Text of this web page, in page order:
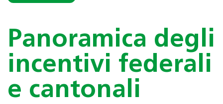
Panoramica degli
incentivi federali
e cantonali